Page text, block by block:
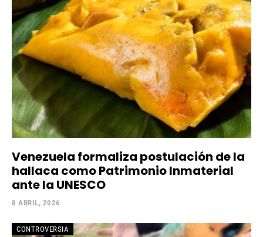
Venezuela formaliza postulación de la
hallaca como Patrimonio Inmaterial
ante la UNESCO
8 ABRIL, 2026
CONTROVERSIA